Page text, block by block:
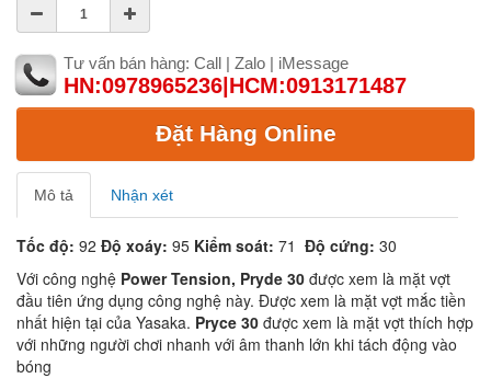
Tư vấn bán hàng: Call | Zalo | iMessage
HN:0978965236|HCM:0913171487
Đặt Hàng Online
Mô tả Nhận xét
Tốc độ: 92 Độ xoáy: 95 Kiểm soát: 71 Độ cứng: 30
Với công nghệ Power Tension, Pryde 30 được xem là mặt vợt
đầu tiên ứng dụng công nghệ này. Được xem là mặt vợt mắc tiền
nhất hiện tại của Yasaka. Pryce 30 được xem là mặt vợt thích hợp
với những người chơi nhanh với âm thanh lớn khi tách động vào
bóng